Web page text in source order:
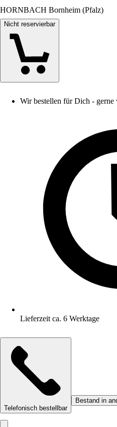
HORNBACH Bornheim (Pfalz)
Nicht reservierbar
Wir bestellen für Dich -
Lieferzeit ca. 6 Werktage
Telefonisch bestellbar
Bestand in